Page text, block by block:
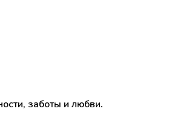
заботы и любви.